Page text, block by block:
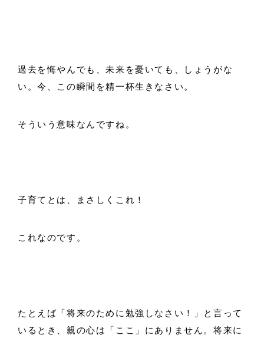
過去を悔やんでも、未来を憂いても、しょうがな
い。今、この瞬間を精一杯生きなさい。
そういう意味なんですね。
子育てとは、まさしくこれ！
これなのです。
たとえば「将来のために勉強しなさい！」と言って
いるとき、親の心は「ここ」にありません。将来に